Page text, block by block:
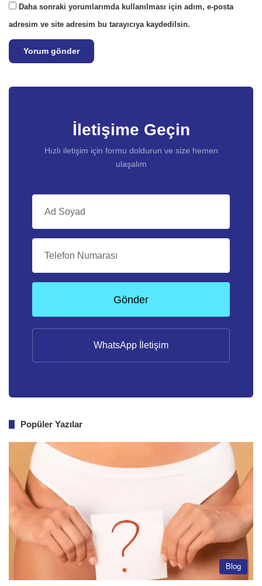
Daha sonraki yorumlarımda kullanılması için adım, e-posta
adresim ve site adresim bu tarayıcıya kaydedilsin.
İletişime Geçin
Hızlı iletişim için formu doldurun ve size hemen
ulaşalım
Gönder
WhatsApp İletişim
Popüler Yazılar
Blog